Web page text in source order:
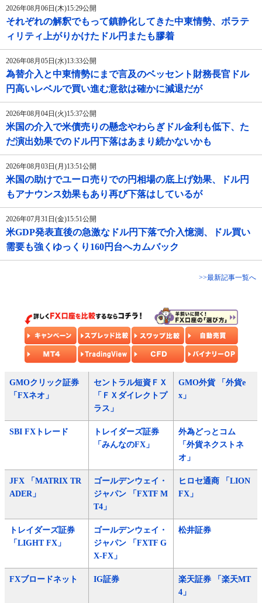
2026年08月06日(木)15:29公開
それぞれの解釈でもって鎮静化してきた中東情勢、ボラテ
ィリティ上がりかけたドル円またも膠着
2026年08月05日(水)13:33公開
為替介入と中東情勢にまで言及のベッセント財務長官ドル
円高いレベルで買い進む意欲は確かに減退だが
2026年08月04日(火)15:37公開
米国の介入で米債売りの懸念やわらぎドル金利も低下、た
だ演出効果でのドル円下落はあまり続かないかも
2026年08月03日(月)13:51公開
米国の助けでユーロ売りでの円相場の底上げ効果、ドル円
もアナウンス効果もあり再び下落はしているが
2026年07月31日(金)15:51公開
米GDP発表直後の急激なドル円下落で介入憶測、ドル買い
需要も強くゆっくり160円台へカムバック
>>最新記事一覧へ
GMOクリック証券
「FXネオ」
セントラル短資ＦＸ
「ＦＸダイレクトプ
ラス」
GMO外貨 「外貨e
x」
SBI FXトレード
トレイダーズ証券
「みんなのFX」
外為どっとコム
「外貨ネクストネ
オ」
JFX 「MATRIX TR
ADER」
ゴールデンウェイ・
ジャパン 「FXTF M
T4」
ヒロセ通商 「LION
FX」
トレイダーズ証券
「LIGHT FX」
ゴールデンウェイ・
ジャパン 「FXTF G
X-FX」
松井証券
FXブロードネット IG証券
楽天証券 「楽天MT
4」